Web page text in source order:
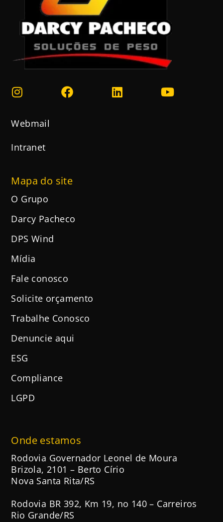
Webmail
Intranet
Mapa do site
O Grupo
Darcy Pacheco
DPS Wind
Mídia
Fale conosco
Solicite orçamento
Trabalhe Conosco
Denuncie aqui
ESG
Compliance
LGPD
Onde estamos
Rodovia Governador Leonel de Moura
Brizola, 2101 – Berto Círio
Nova Santa Rita/RS
Rodovia BR 392, Km 19, no 140 – Carreiros
Rio Grande/RS